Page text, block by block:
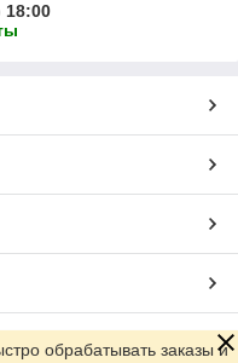
18:00
обрабатывать заказы и